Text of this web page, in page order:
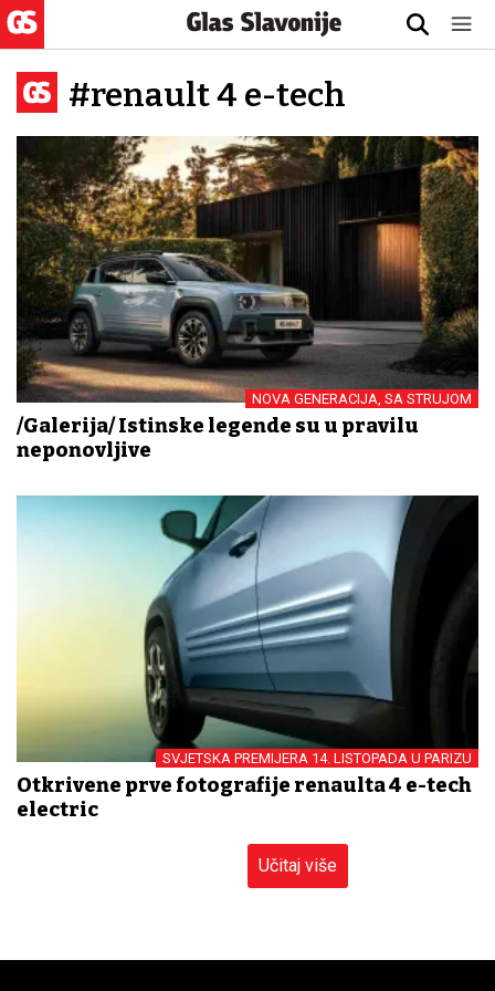
#renault 4 e-tech
NOVA GENERACIJA, SA STRUJOM
/Galerija/ Istinske legende su u pravilu
neponovljive
SVJETSKA PREMIJERA 14. LISTOPADA U PARIZU
Otkrivene prve fotografije renaulta 4 e-tech
electric
Učitaj više